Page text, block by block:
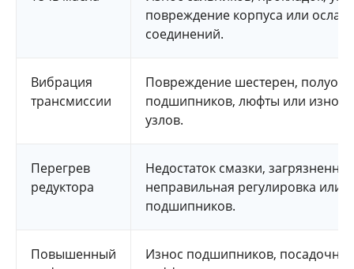
повреждение корпуса или
соединений.
Вибрация
трансмиссии
Повреждение шестерен,
подшипников, люфты или износ
узлов.
Перегрев
редуктора
Недостаток смазки,
неправильная регулировка или
подшипников.
Повышенный
Износ подшипников,